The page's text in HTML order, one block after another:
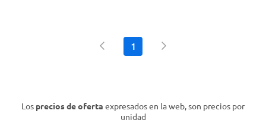
1
Los precios de oferta expresados en la web, son precios por
unidad